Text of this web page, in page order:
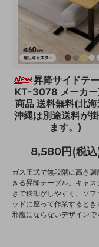
昇降サイドテ
KT-3078 メーカー
商品 送料無料(北海
沖縄は別途送料が
ます。)
8,580円(税
ガス圧式で無段階に高さ調
きる昇降テーブル。キャス
きで移動がしやすく、ソフ
ッドに座って作業するとき
邪魔にならないデザインで